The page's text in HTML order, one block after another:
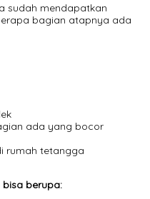
sudah mendapatkan
bagian atapnya ada
ada yang bocor
rumah tetangga
berupa: